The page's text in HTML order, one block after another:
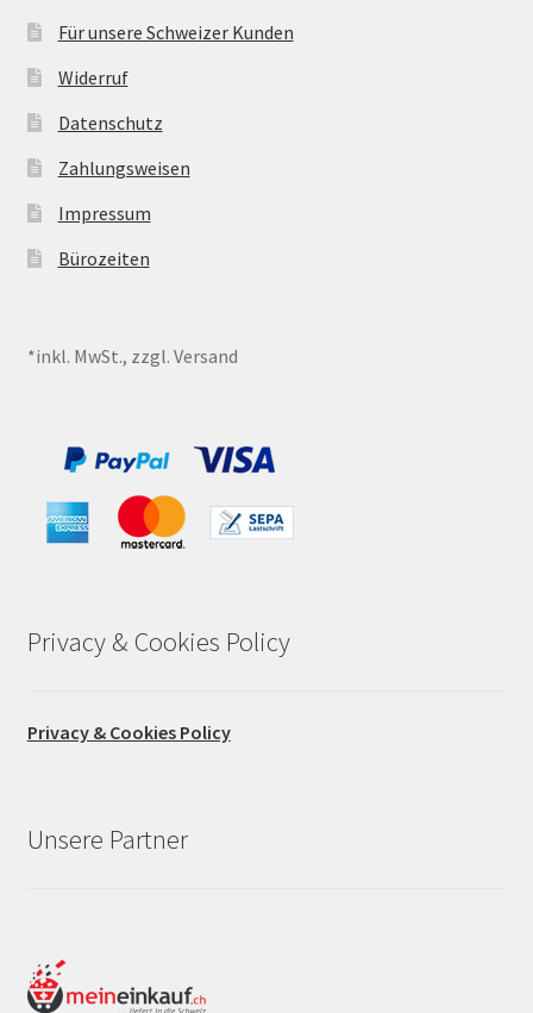
Für unsere Schweizer Kunden
Widerruf
Datenschutz
Zahlungsweisen
Impressum
Bürozeiten
*inkl. MwSt., zzgl. Versand
Privacy & Cookies Policy
Privacy & Cookies Policy
Unsere Partner